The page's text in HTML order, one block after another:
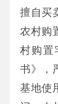
擅自买
农村购
村购置
书》，
基地使